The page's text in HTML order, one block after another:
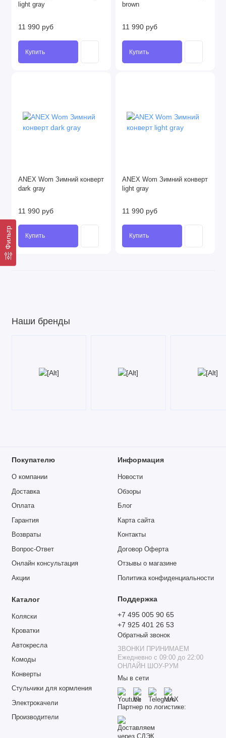
Фильтр
light gray
11 990 руб
Купить
brown
11 990 руб
Купить
ANEX Wom Зимний конверт
dark gray
11 990 руб
Купить
ANEX Wom Зимний конверт
light gray
11 990 руб
Купить
Наши бренды
Покупателю
О компании
Доставка
Оплата
Гарантия
Возвраты
Вопрос-Ответ
Онлайн консультация
Акции
Информация
Новости
Обзоры
Блог
Карта сайта
Контакты
Договор Оферта
Отзывы о магазине
Политика конфиденциальности
Каталог
Коляски
Кроватки
Автокресла
Комоды
Конверты
Стульчики для кормления
Электрокачели
Производители
Поддержка
+7 495 005 90 65
+7 925 401 26 53
Обратный звонок
ЗВОНКИ ПРИНИМАЕМ
Ежедневно с 09:00 до 22:00
ОНЛАЙН ШОУ-РУМ
Мы в сети
Партнер по логистике: